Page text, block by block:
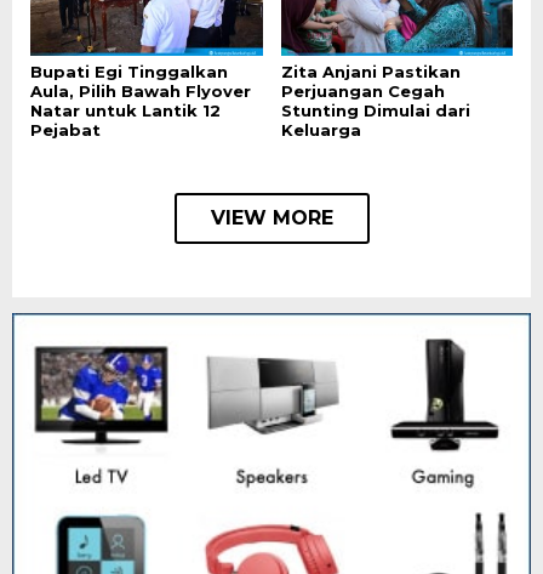
Bupati Egi Tinggalkan
Aula, Pilih Bawah Flyover
Natar untuk Lantik 12
Pejabat
Zita Anjani Pastikan
Perjuangan Cegah
Stunting Dimulai dari
Keluarga
VIEW MORE